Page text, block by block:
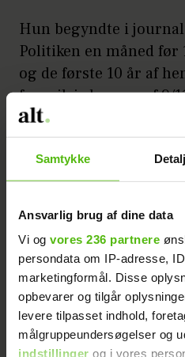
Samtykke
Ansvarlig brug af dine data
Vi og vores 236 partnere
persondata om IP-adresse,
marketingformål. Disse
opbevarer og tilgår
levere tilpasset indhold,
målgruppeundersøgelser og
indstillinger og i vores
Hun begyndte i
Politiken en måned før
og de første 10 år af
foregik i skyggen af 9/
hvis nu man skulle gå
mere fredelig før.
nyhedsstrømmen
tider uvirkelig, selv for
– Både mængden og
vi dækker, er
jeg. Og så hvor hurtigt
alting er så